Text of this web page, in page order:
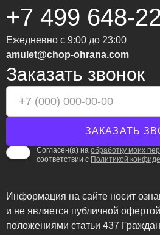
Преимущества
СКУД от ЧОП
Щёлково
ЧОП «Амулет» предлагает
Щёлково полный спектр услуг по
обслуживанию систем контроля
(СКУД), учитывая специфику
безопасность – это комплексное
начиная от проектирования
последующим обслуживанием.
Наши преимущества в
+7 499 648-
Ежедневно с 9:00 до 23:00
amulet@chop-ohrana.com
Заказать звонок
Согласен(а) на обработку моих
соответствии с Политикой
Информация на сайте носит
и не является публичной
положениями статьи 437